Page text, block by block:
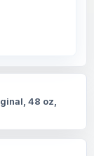
48 oz,